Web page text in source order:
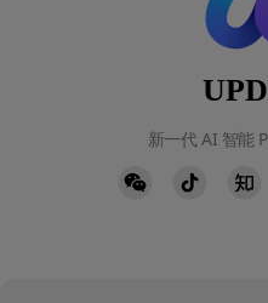
新一代 AI 智能